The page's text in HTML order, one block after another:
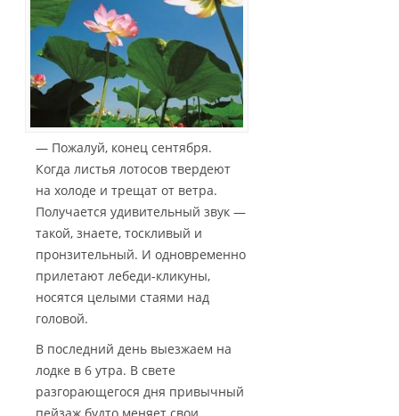
— Пожалуй, конец сентября.
Когда листья лотосов твердеют
на холоде и трещат от ветра.
Получается удивительный звук —
такой, знаете, тоскливый и
пронзительный. И одновременно
прилетают лебеди-кликуны,
носятся целыми стаями над
головой.
В последний день выезжаем на
лодке в 6 утра. В свете
разгорающегося дня привычный